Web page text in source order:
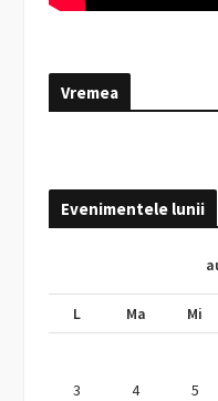
Vremea
Evenimentele lunii
L Ma Mi
3
4 5